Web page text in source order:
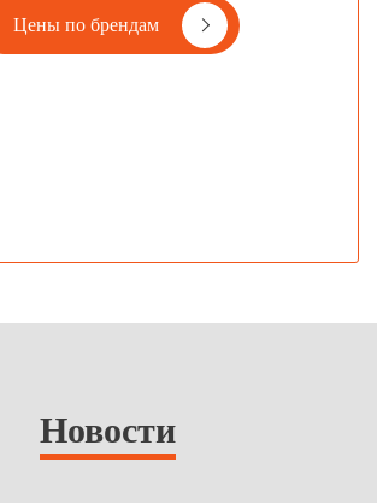
Цены по брендам
Новости